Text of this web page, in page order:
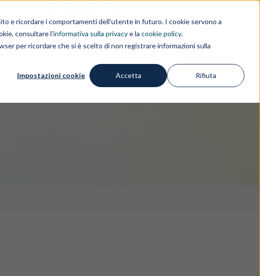
e ricordare i comportamenti dell'utente in futuro. I cookie servono a
consultare l'informativa sulla privacye la cookie policy.
per ricordare che si è scelto di non registrare informazioni sulla
Impostazioni cookie Accetta Rifiuta
SERVIZI FREE IP TOOLS APPROFONDIMENTI